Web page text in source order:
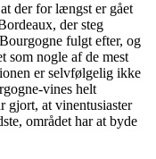
der for længst er gået
der steg
fulgt efter, og
som nogle af de mest
er selvfølgelig ikke
vines helt
gjort, at vinentusiaster
området har at byde